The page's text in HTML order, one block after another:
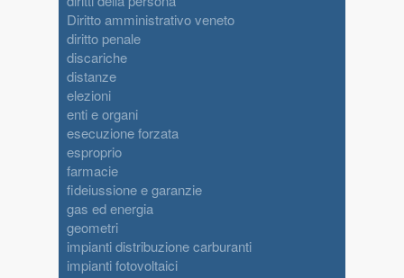
Diritto amministrativo veneto
diritto penale
discariche
distanze
elezioni
enti e organi
esecuzione forzata
esproprio
farmacie
fideiussione e garanzie
gas ed energia
geometri
impianti distribuzione carburanti
impianti fotovoltaici